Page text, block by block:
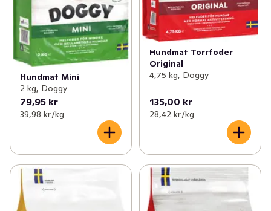
Hundmat Mini
2 kg, Doggy
79,95 kr
39,98 kr /kg
Hundmat Torrfoder
Original
4,75 kg, Doggy
135,00 kr
28,42 kr /kg